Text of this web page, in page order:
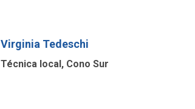
Virginia Tedeschi
Técnica local, Cono Sur